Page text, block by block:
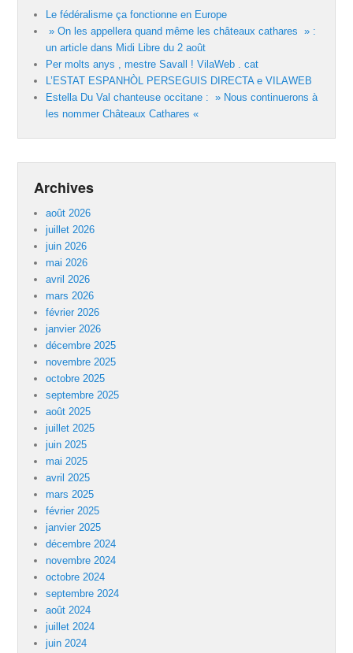
Le fédéralisme ça fonctionne en Europe
» On les appellera quand même les châteaux cathares » :
un article dans Midi Libre du 2 août
Per molts anys , mestre Savall ! VilaWeb . cat
L’ESTAT ESPANHÒL PERSEGUIS DIRECTA e VILAWEB
Estella Du Val chanteuse occitane : » Nous continuerons à
les nommer Châteaux Cathares «
Archives
août 2026
juillet 2026
juin 2026
mai 2026
avril 2026
mars 2026
février 2026
janvier 2026
décembre 2025
novembre 2025
octobre 2025
septembre 2025
août 2025
juillet 2025
juin 2025
mai 2025
avril 2025
mars 2025
février 2025
janvier 2025
décembre 2024
novembre 2024
octobre 2024
septembre 2024
août 2024
juillet 2024
juin 2024